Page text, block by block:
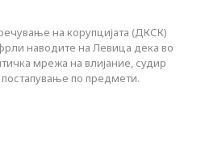
на корупцијата (ДКСК)
наводите на Левица дека во
мрежа на влијание, судир
по предмети.